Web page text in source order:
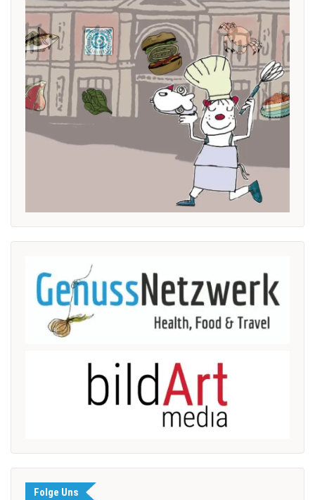
Folge Uns